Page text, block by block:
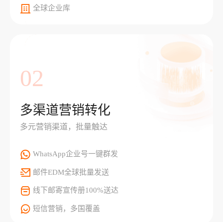
全球企业库
02
多渠道营销转化
多元营销渠道，批量触达
WhatsApp企业号一键群发
邮件EDM全球批量发送
线下邮寄宣传册100%送达
短信营销，多国覆盖